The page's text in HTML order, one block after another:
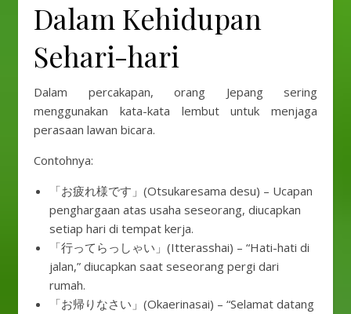
Dalam Kehidupan
Sehari-hari
Dalam percakapan, orang Jepang sering
menggunakan kata-kata lembut untuk menjaga
perasaan lawan bicara.
Contohnya:
「お疲れ様です」(Otsukaresama desu) – Ucapan
penghargaan atas usaha seseorang, diucapkan
setiap hari di tempat kerja.
「行ってらっしゃい」(Itterasshai) – “Hati-hati di
jalan,” diucapkan saat seseorang pergi dari
rumah.
「お帰りなさい」(Okaerinasai) – “Selamat datang